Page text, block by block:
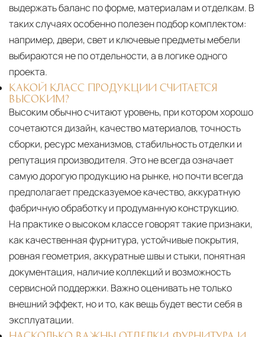
выдержать баланс по форме, материалам и отделкам. В
таких случаях особенно полезен подбор комплектом:
например, двери, свет и ключевые предметы мебели
выбираются не по отдельности, а в логике одного
проекта.
КАКОЙ КЛАСС ПРОДУКЦИИ СЧИТАЕТСЯ
ВЫСОКИМ?
Высоким обычно считают уровень, при котором хорошо
сочетаются дизайн, качество материалов, точность
сборки, ресурс механизмов, стабильность отделки и
репутация производителя. Это не всегда означает
самую дорогую продукцию на рынке, но почти всегда
предполагает предсказуемое качество, аккуратную
фабричную обработку и продуманную конструкцию.
На практике о высоком классе говорят такие признаки,
как качественная фурнитура, устойчивые покрытия,
ровная геометрия, аккуратные швы и стыки, понятная
документация, наличие коллекций и возможность
сервисной поддержки. Важно оценивать не только
внешний эффект, но и то, как вещь будет вести себя в
эксплуатации.
НАСКОЛЬКО ВАЖНЫ ОТДЕЛКИ, ФУРНИТУРА И